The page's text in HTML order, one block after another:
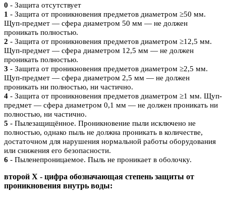
0 - Защита отсутствует
1 - Защита от проникновения предметов диаметром ≥50 мм.
Щуп-предмет — сфера диаметром 50 мм — не должен
проникать полностью.
2 - Защита от проникновения предметов диаметром ≥12,5 мм.
Щуп-предмет — сфера диаметром 12,5 мм — не должен
проникать полностью.
3 - Защита от проникновения предметов диаметром ≥2,5 мм.
Щуп-предмет — сфера диаметром 2,5 мм — не должен
проникать ни полностью, ни частично.
4 - Защита от проникновения предметов диаметром ≥1 мм. Щуп-
предмет — сфера диаметром 0,1 мм — не должен проникать ни
полностью, ни частично.
5 - Пылезащищённое. Проникновение пыли исключено не
полностью, однако пыль не должна проникать в количестве,
достаточном для нарушения нормальной работы оборудования
или снижения его безопасности.
6 - Пыленепроницаемое. Пыль не проникает в оболочку.
второй Х - цифра обозначающая степень защиты от
проникновения внутрь воды: